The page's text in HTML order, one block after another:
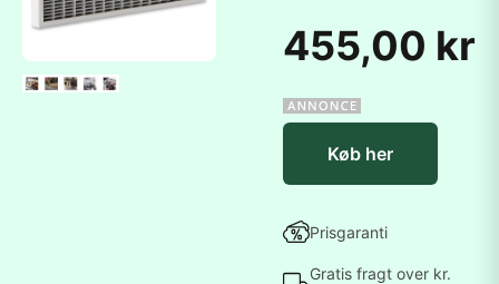
455,00 kr
Køb her
Prisgaranti
Gratis fragt over kr.